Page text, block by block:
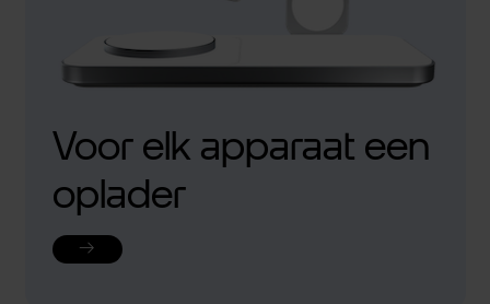
Voor elk apparaat een
oplader